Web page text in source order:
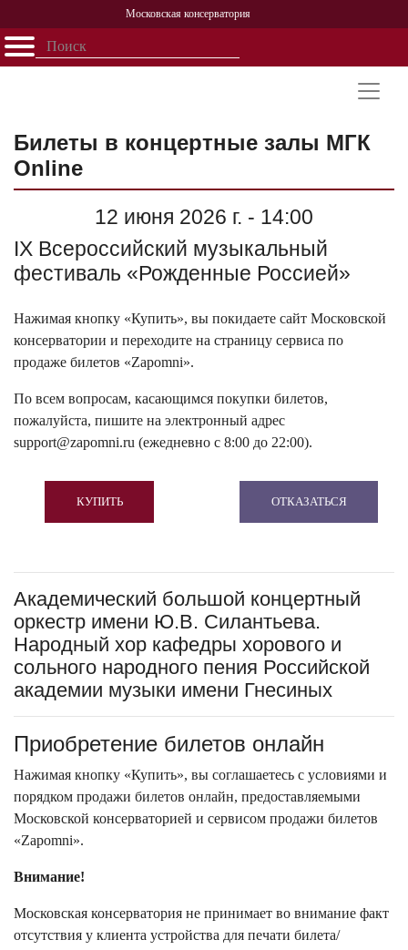
Московская консерватория
Открыть - закрыть
Персоналии
История
Билеты в концертные залы МГК
Online
12 июня 2026 г. - 14:00
IX Всероссийский музыкальный
фестиваль «Рожденные Россией»
Нажимая кнопку «Купить», вы покидаете сайт Московской
консерватории и переходите на страницу сервиса по
продаже билетов «Zapomni».
По всем вопросам, касающимся покупки билетов,
пожалуйста, пишите на электронный адрес
support@zapomni.ru (ежедневно с 8:00 до 22:00).
КУПИТЬ ОТКАЗАТЬСЯ
Академический большой концертный
оркестр имени Ю.В. Силантьева.
Народный хор кафедры хорового и
сольного народного пения Российской
академии музыки имени Гнесиных
Приобретение билетов онлайн
Нажимая кнопку «Купить», вы соглашаетесь с условиями и
порядком продажи билетов онлайн, предоставляемыми
Московской консерваторией и сервисом продажи билетов
«Zapomni».
Внимание!
Московская консерватория не принимает во внимание факт
отсутствия у клиента устройства для печати билета/